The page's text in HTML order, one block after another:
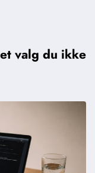
valg du ikke